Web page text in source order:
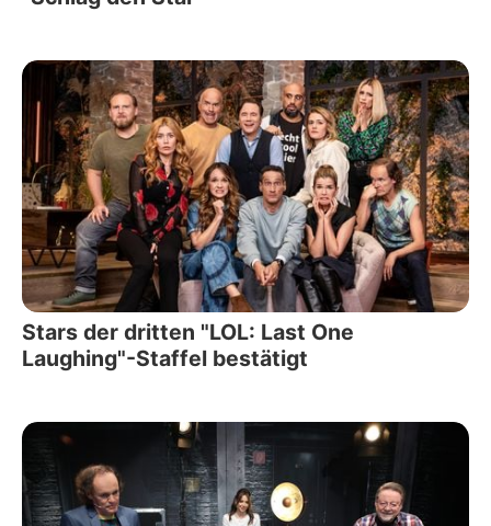
Stars der dritten "LOL: Last One
Laughing"-Staffel bestätigt